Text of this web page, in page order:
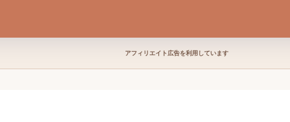
アフィリエイト広告を利用しています